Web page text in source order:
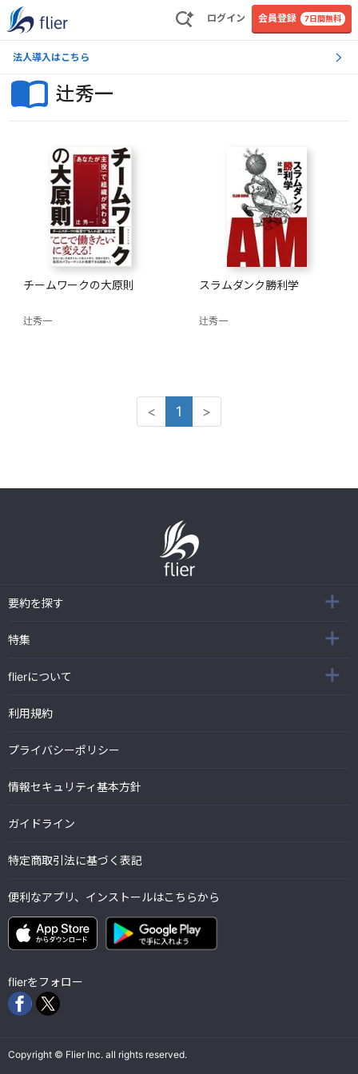
ログイン 会員登録 7日間無料
法人導入はこちら
辻秀一
チームワークの大原則
辻秀一
スラムダンク勝利学
辻秀一
< 1 >
要約を探す
特集
flierについて
利用規約
プライバシーポリシー
情報セキュリティ基本方針
ガイドライン
特定商取引法に基づく表記
便利なアプリ、インストールはこちらから
flierをフォロー
Copyright © Flier Inc. all rights reserved.